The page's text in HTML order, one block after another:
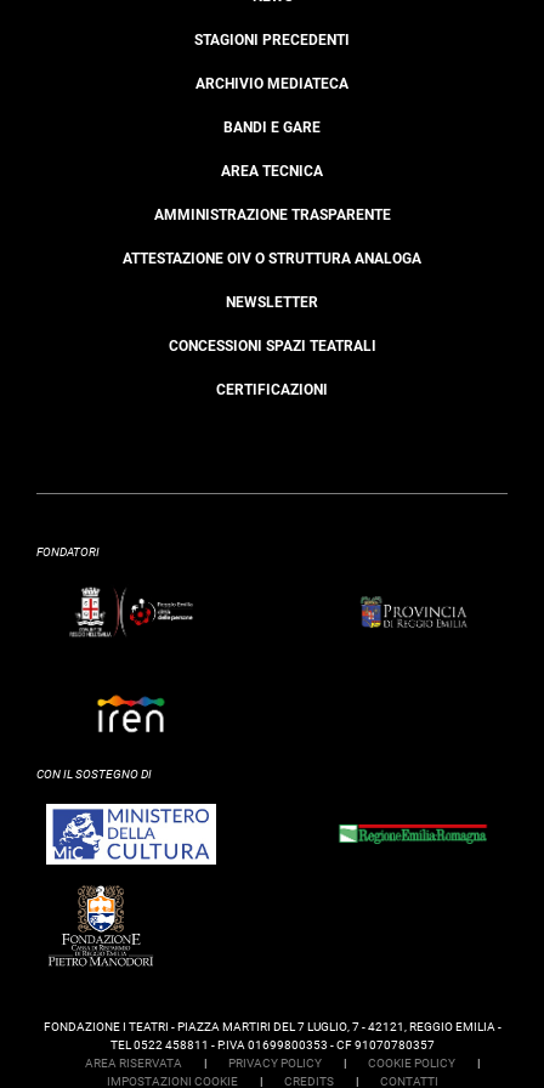
STAGIONI PRECEDENTI
ARCHIVIO MEDIATECA
BANDI E GARE
AREA TECNICA
AMMINISTRAZIONE TRASPARENTE
ATTESTAZIONE OIV O STRUTTURA ANALOGA
NEWSLETTER
CONCESSIONI SPAZI TEATRALI
CERTIFICAZIONI
FONDATORI
CON IL SOSTEGNO DI
FONDAZIONE I TEATRI - PIAZZA MARTIRI DEL 7 LUGLIO, 7 - 42121, REGGIO EMILIA -
TEL 0522 458811 - P.IVA 01699800353 - CF 91070780357
AREA RISERVATA
| PRIVACY POLICY | COOKIE POLICY
|
IMPOSTAZIONI COOKIE
| CREDITS | CONTATTI